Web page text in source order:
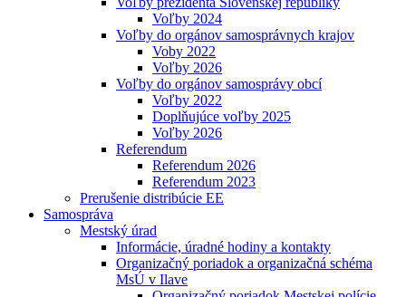
Voľby 2024
Voľby do orgánov samosprávnych krajov
Voby 2022
Voľby 2026
Voľby do orgánov samosprávy obcí
Voľby 2022
Doplňujúce voľby 2025
Voľby 2026
Referendum
Referendum 2026
Referendum 2023
Prerušenie distribúcie EE
Samospráva
Mestský úrad
Informácie, úradné hodiny a kontakty
Organizačný poriadok a organizačná schéma
MsÚ v Ilave